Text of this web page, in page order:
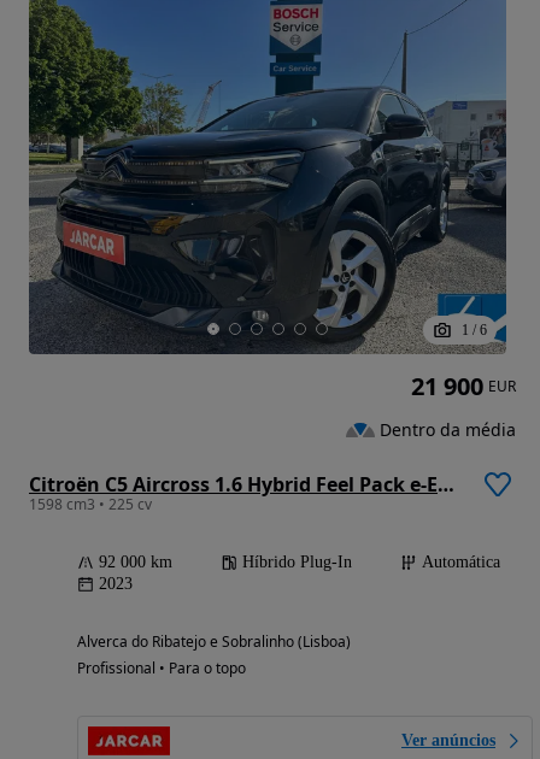
1 / 6
Citroën C5 Aircross 1.6 Hybrid Feel Pack e-EAT8
1598 cm3 • 225 cv
92 000 km Híbrido Plug-In
Automática
2023
Alverca do Ribatejo e Sobralinho (Lisboa)
Profissional • Para o topo
Ver anúncios
21 900 EUR
Dentro da média